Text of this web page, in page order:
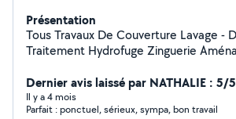
Présentation
Tous Travaux De Couverture Lavage - Démoussage
Traitement Hydrofuge Zinguerie Aménagement des
Dernier avis laissé par NATHALIE : 5/5
Il y a 4 mois
Parfait : ponctuel, sérieux, sympa, bon travail